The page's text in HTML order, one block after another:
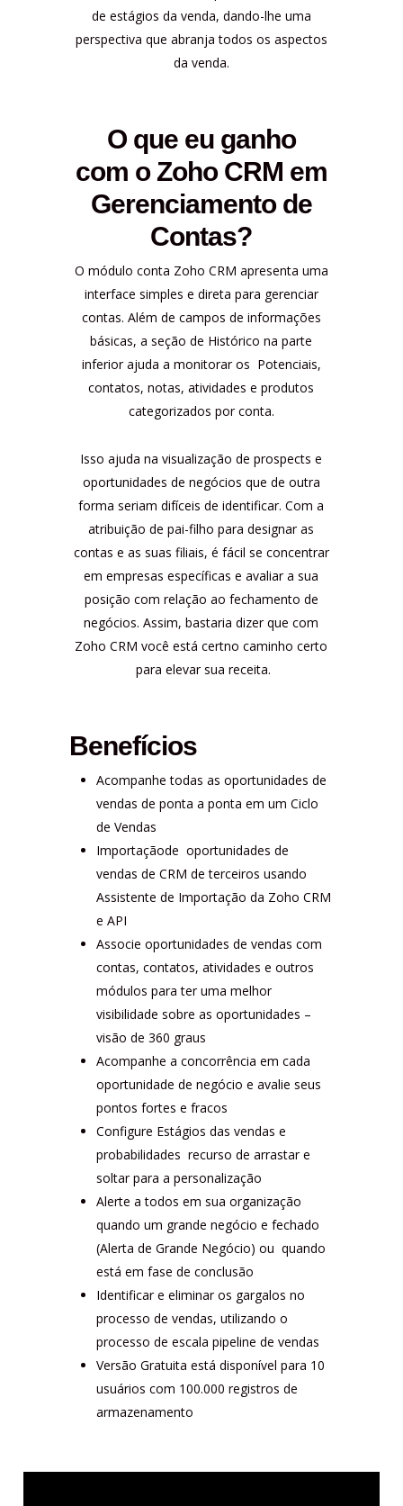
de estágios da venda, dando-lhe uma
perspectiva que abranja todos os aspectos
da venda.
O que eu ganho
com o Zoho CRM em
Gerenciamento de
Contas?
O módulo conta Zoho CRM apresenta uma
interface simples e direta para gerenciar
contas. Além de campos de informações
básicas, a seção de Histórico na parte
inferior ajuda a monitorar os Potenciais,
contatos, notas, atividades e produtos
categorizados por conta.
Isso ajuda na visualização de prospects e
oportunidades de negócios que de outra
forma seriam difíceis de identificar. Com a
atribuição de pai-filho para designar as
contas e as suas filiais, é fácil se concentrar
em empresas específicas e avaliar a sua
posição com relação ao fechamento de
negócios. Assim, bastaria dizer que com
Zoho CRM você está certno caminho certo
para elevar sua receita.
Benefícios
Acompanhe todas as oportunidades de
vendas de ponta a ponta em um Ciclo
de Vendas
Importaçãode oportunidades de
vendas de CRM de terceiros usando
Assistente de Importação da Zoho CRM
e API
Associe oportunidades de vendas com
contas, contatos, atividades e outros
módulos para ter uma melhor
visibilidade sobre as oportunidades –
visão de 360 graus
Acompanhe a concorrência em cada
oportunidade de negócio e avalie seus
pontos fortes e fracos
Configure Estágios das vendas e
probabilidades recurso de arrastar e
soltar para a personalização
Alerte a todos em sua organização
quando um grande negócio e fechado
(Alerta de Grande Negócio) ou quando
está em fase de conclusão
Identificar e eliminar os gargalos no
processo de vendas, utilizando o
processo de escala pipeline de vendas
Versão Gratuita está disponível para 10
usuários com 100.000 registros de
armazenamento